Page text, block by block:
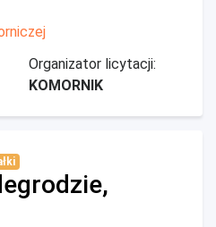
Organizator licytacji:
KOMORNIK